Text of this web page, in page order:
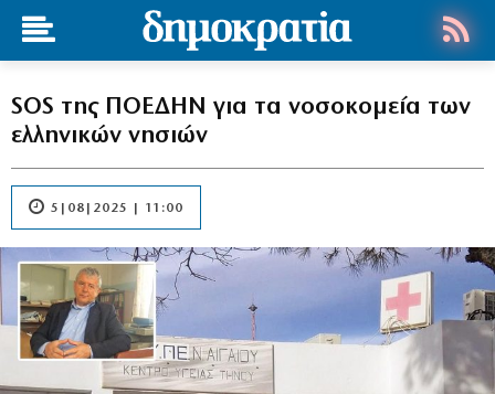
SOS της ΠΟΕΔΗΝ για τα νοσοκομεία των
ελληνικών νησιών
5|08|2025 | 11:00